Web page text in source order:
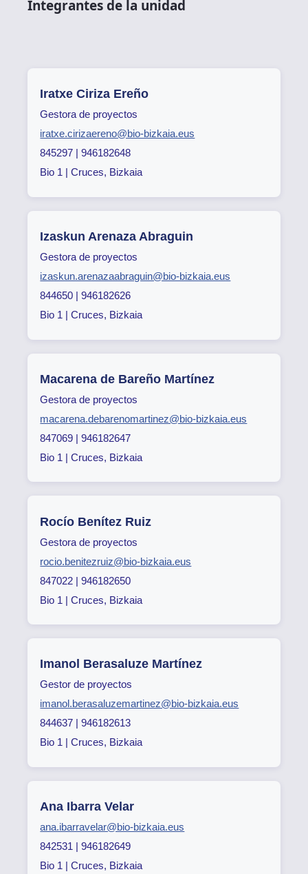
Integrantes de la unidad
Iratxe Ciriza Ereño
Gestora de proyectos
iratxe.cirizaereno@bio-bizkaia.eus
845297 | 946182648
Bio 1 | Cruces, Bizkaia
Izaskun Arenaza Abraguin
Gestora de proyectos
izaskun.arenazaabraguin@bio-bizkaia.eus
844650 | 946182626
Bio 1 | Cruces, Bizkaia
Macarena de Bareño Martínez
Gestora de proyectos
macarena.debarenomartinez@bio-bizkaia.eus
847069 | 946182647
Bio 1 | Cruces, Bizkaia
Rocío Benítez Ruiz
Gestora de proyectos
rocio.benitezruiz@bio-bizkaia.eus
847022 | 946182650
Bio 1 | Cruces, Bizkaia
Imanol Berasaluze Martínez
Gestor de proyectos
imanol.berasaluzemartinez@bio-bizkaia.eus
844637 | 946182613
Bio 1 | Cruces, Bizkaia
Ana Ibarra Velar
ana.ibarravelar@bio-bizkaia.eus
842531 | 946182649
Bio 1 | Cruces, Bizkaia